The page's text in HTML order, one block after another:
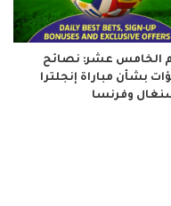
الخامس عشر: نصائح
بشأن مباراة إنجلترا
وفرنسا